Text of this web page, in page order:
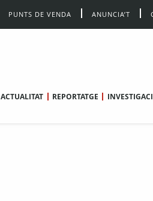
PUNTS DE VENDA ANUNCIA’T
ACTUALITAT REPORTATGE